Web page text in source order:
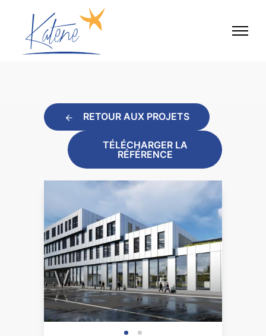
RETOUR AUX PROJETS
TÉLÉCHARGER LA
RÉFÉRENCE